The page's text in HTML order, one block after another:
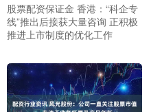
股票配资保证金 香港：“科企专
线”推出后接获大量咨询 正积极
推进上市制度的优化工作